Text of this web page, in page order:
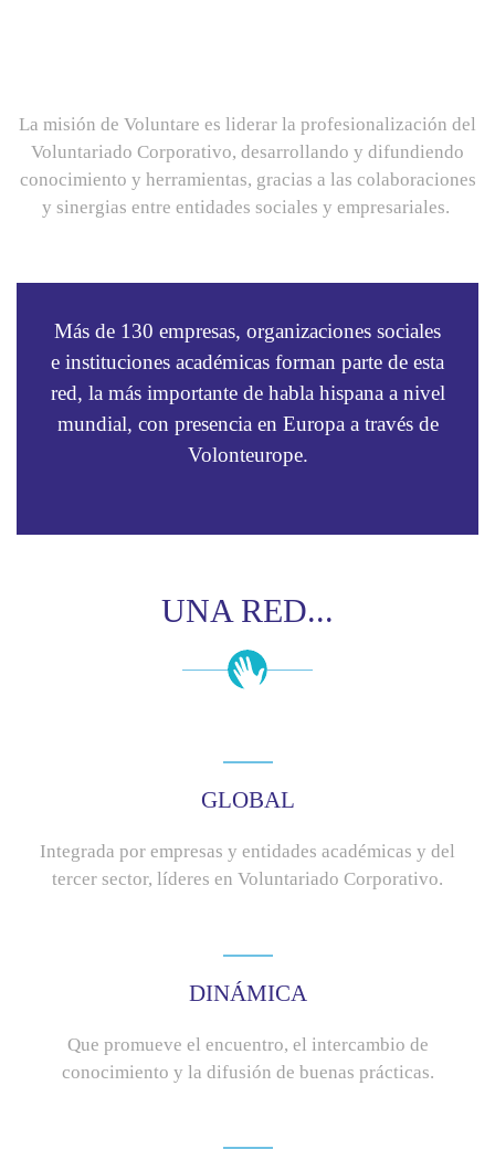
La misión de Voluntare es liderar la profesionalización del
Voluntariado Corporativo, desarrollando y difundiendo
conocimiento y herramientas, gracias a las colaboraciones
y sinergias entre entidades sociales y empresariales.
Más de 130 empresas, organizaciones sociales
e instituciones académicas forman parte de esta
red, la más importante de habla hispana a nivel
mundial, con presencia en Europa a través de
Volonteurope.
UNA RED...
GLOBAL
Integrada por empresas y entidades académicas y del
tercer sector, líderes en Voluntariado Corporativo.
DINÁMICA
Que promueve el encuentro, el intercambio de
conocimiento y la difusión de buenas prácticas.